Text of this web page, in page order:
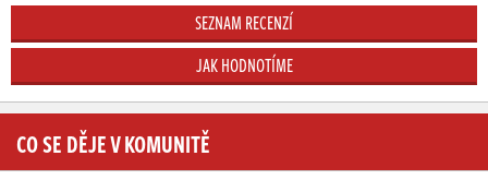
SEZNAM RECENZÍ
JAK HODNOTÍME
CO SE DĚJE V KOMUNITĚ